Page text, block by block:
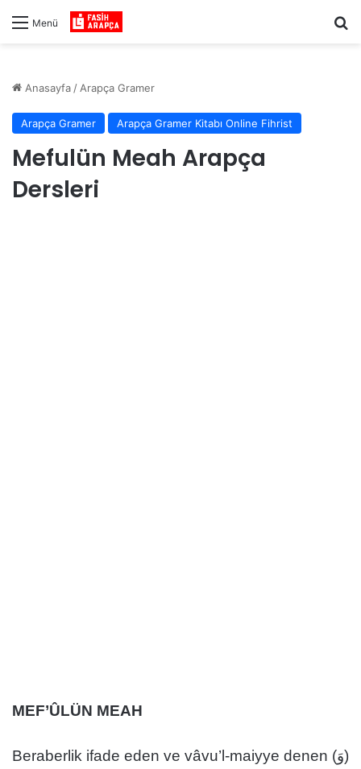
Menü
Anasayfa / Arapça Gramer
Arapça Gramer Arapça Gramer Kitabı Online Fihrist
Mefulün Meah Arapça
Dersleri
MEF’ÛLÜN MEAH
Beraberlik ifade eden ve vâvu’l-maiyye denen (وَ)